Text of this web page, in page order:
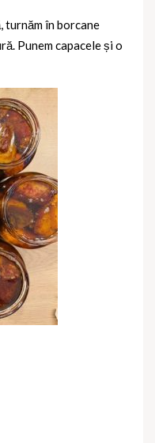
turnăm în borcane
Punem capacele și o